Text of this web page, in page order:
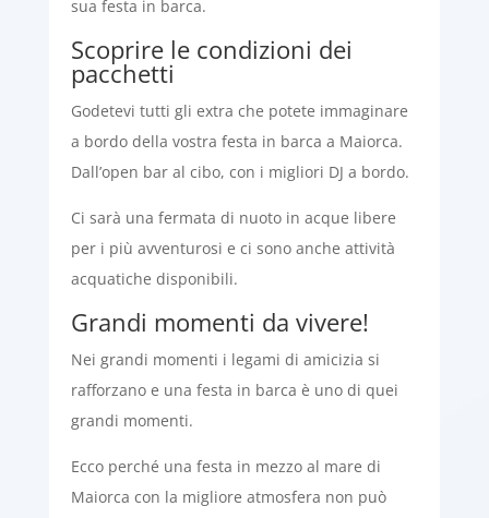
sua festa in barca.
Scoprire le condizioni dei
pacchetti
Godetevi tutti gli extra che potete immaginare
a bordo della vostra festa in barca a Maiorca.
Dall’open bar al cibo, con i migliori DJ a bordo.
Ci sarà una fermata di nuoto in acque libere
per i più avventurosi e ci sono anche attività
acquatiche disponibili.
Grandi momenti da vivere!
Nei grandi momenti i legami di amicizia si
rafforzano e una festa in barca è uno di quei
grandi momenti.
Ecco perché una festa in mezzo al mare di
Maiorca con la migliore atmosfera non può